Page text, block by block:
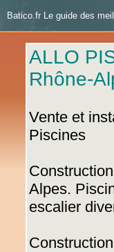
Batico.fr Le guide des
ALLO
Rhône-
Vente et
Piscines
Alpes.
escalier